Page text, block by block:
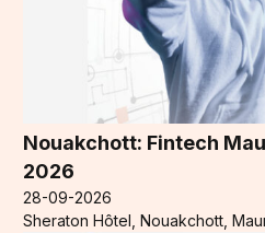
Nouakchott: Fintech
2026
28-09-2026
Sheraton Hôtel, Nouakchott,